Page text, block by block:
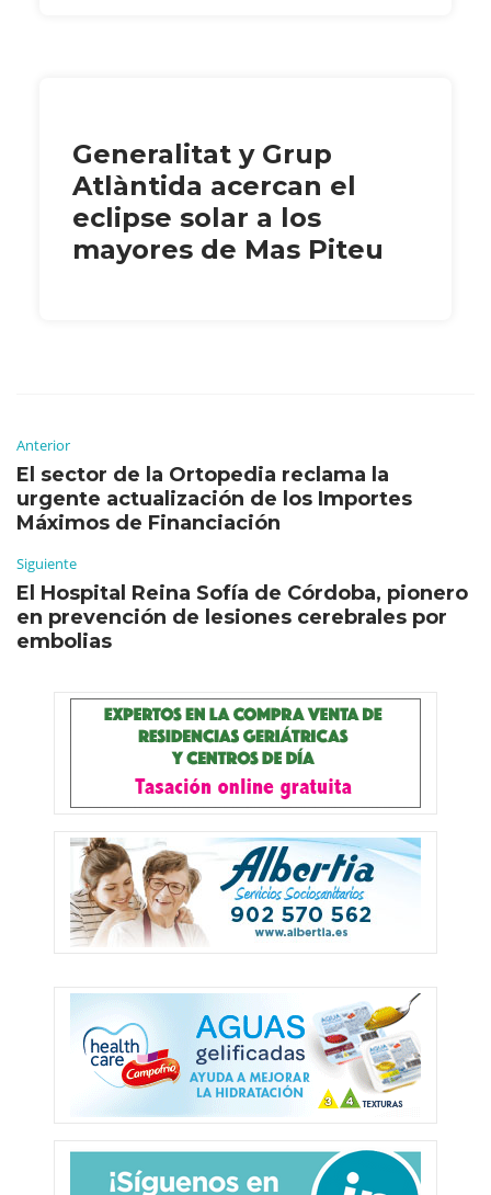
Generalitat y Grup
Atlàntida acercan el
eclipse solar a los
mayores de Mas Piteu
Anterior
El sector de la Ortopedia reclama la
urgente actualización de los Importes
Máximos de Financiación
Siguiente
El Hospital Reina Sofía de Córdoba, pionero
en prevención de lesiones cerebrales por
embolias